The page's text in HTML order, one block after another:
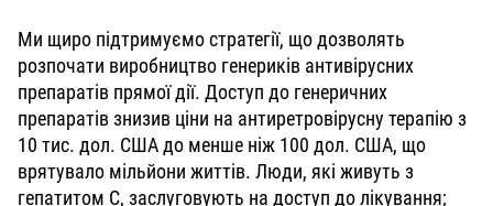
Ми щиро підтримуємо стратегії, що дозволять
розпочати виробництво генериків антивірусних
препаратів прямої дії. Доступ до генеричних
препаратів знизив ціни на антиретровірусну терапію з
10 тис. дол. США до менше ніж 100 дол. США, що
врятувало мільйони життів. Люди, які живуть з
гепатитом С, заслуговують на доступ до лікування;